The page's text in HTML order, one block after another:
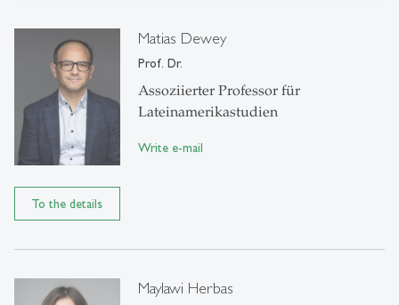
To the details
Matias Dewey
Prof. Dr.
Assoziierter Professor für
Lateinamerikastudien
Write e-mail
Maylawi Herbas